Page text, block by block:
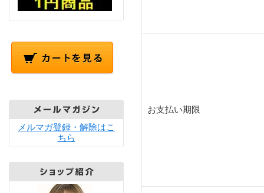
メルマガ登録・解除はこ
ちら
お支払い期限